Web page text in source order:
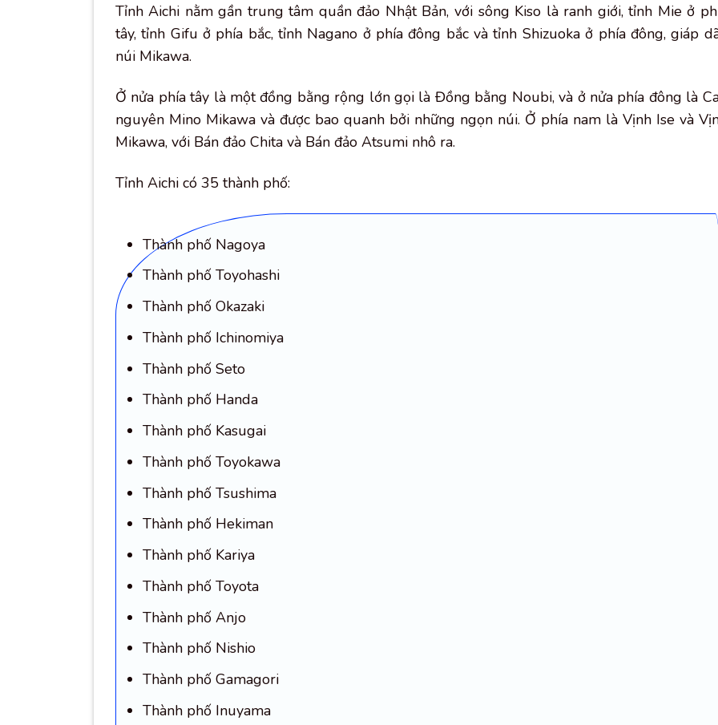
Tỉnh Aichi nằm gần trung tâm quần đảo Nhật Bản, với sông Kiso là ranh giới, tỉnh Mie ở
tây, tỉnh Gifu ở phía bắc, tỉnh Nagano ở phía đông bắc và tỉnh Shizuoka ở phía đông, giáp
núi Mikawa.
Ở nửa phía tây là một đồng bằng rộng lớn gọi là Đồng bằng Noubi, và ở nửa phía đông là
nguyên Mino Mikawa và được bao quanh bởi những ngọn núi. Ở phía nam là Vịnh Ise và
Mikawa, với Bán đảo Chita và Bán đảo Atsumi nhô ra.
Tỉnh Aichi có 35 thành phố:
Thành phố Nagoya
Thành phố Toyohashi
Thành phố Okazaki
Thành phố Ichinomiya
Thành phố Seto
Thành phố Handa
Thành phố Kasugai
Thành phố Toyokawa
Thành phố Tsushima
Thành phố Hekiman
Thành phố Kariya
Thành phố Toyota
Thành phố Anjo
Thành phố Nishio
Thành phố Gamagori
Thành phố Inuyama